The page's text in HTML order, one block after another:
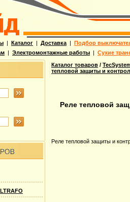
| Каталог | Доставка | Подбор
| Электромонтажные работы | Сухие
Каталог товаров /
тепловой защиты и
Реле тепловой
Реле тепловой защиты и